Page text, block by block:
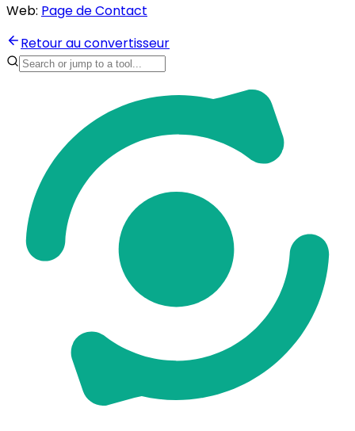
Web: Page de Contact
Retour au convertisseur